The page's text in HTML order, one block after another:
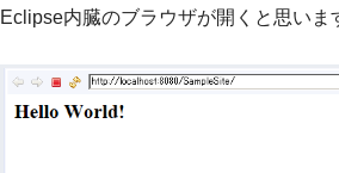
Eclipse内臓のブラウザが開くと思いま